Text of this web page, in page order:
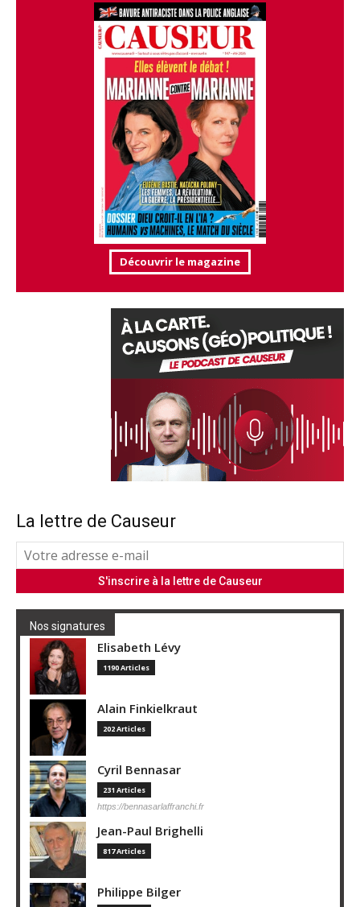
Découvrir le magazine
La lettre de Causeur
Nos signatures
Elisabeth Lévy
1190 Articles
Alain Finkielkraut
202 Articles
Cyril Bennasar
231 Articles
https://bennasarlaffranchi.fr
Jean-Paul Brighelli
817 Articles
Philippe Bilger